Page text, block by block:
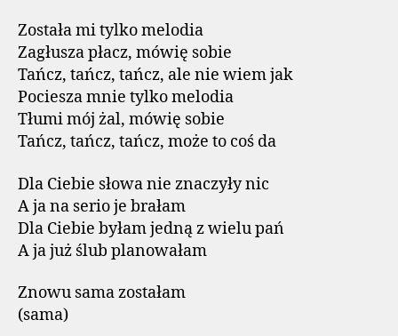
Została mi tylko melodia
Zagłusza płacz, mówię sobie
Tańcz, tańcz, tańcz, ale nie wiem jak
Pociesza mnie tylko melodia
Tłumi mój żal, mówię sobie
Tańcz, tańcz, tańcz, może to coś da
Dla Ciebie słowa nie znaczyły nic
A ja na serio je brałam
Dla Ciebie byłam jedną z wielu pań
A ja już ślub planowałam
Znowu sama zostałam
(sama)